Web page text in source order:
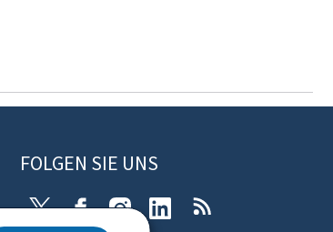
FOLGEN SIE UNS
X FacebookInstagramLinkedin